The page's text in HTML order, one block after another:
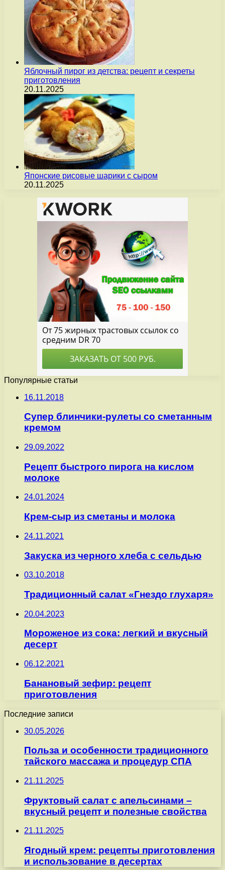
Яблочный пирог из детства: рецепт и секреты
приготовления
20.11.2025
Японские рисовые шарики с сыром
20.11.2025
Популярные статьи
16.11.2018
Супер блинчики-рулеты со сметанным
кремом
29.09.2022
Рецепт быстрого пирога на кислом
молоке
24.01.2024
Крем-сыр из сметаны и молока
24.11.2021
Закуска из черного хлеба с сельдью
03.10.2018
Традиционный салат «Гнездо глухаря»
20.04.2023
Мороженое из сока: легкий и вкусный
десерт
06.12.2021
Банановый зефир: рецепт
приготовления
Последние записи
30.05.2026
Польза и особенности традиционного
тайского массажа и процедур СПА
21.11.2025
Фруктовый салат с апельсинами –
вкусный рецепт и полезные свойства
21.11.2025
Ягодный крем: рецепты приготовления
и использование в десертах